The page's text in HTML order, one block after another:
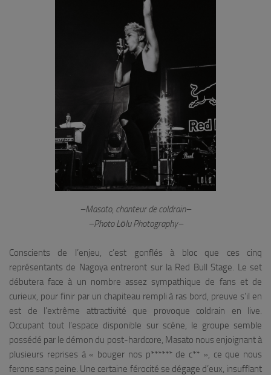
–Masato, chanteur de coldrain–
–Photo Lōlu Photography–
Conscients de l’enjeu, c’est gonflés à bloc que ces cinq
représentants de Nagoya entreront sur la Red Bull Stage. Le set
débutera face à un nombre assez sympathique de fans et de
curieux, pour finir par un chapiteau rempli à ras bord, preuve s’il en
est de l’extrême attractivité que provoque coldrain en live.
Occupant tout l’espace disponible sur scène, le groupe semble
possédé par le démon du post-hardcore, Masato nous enjoignant à
plusieurs reprises à « bouger nos p****** de c** », ce que nous
ferons sans peine. Une certaine férocité se dégage d’eux, insufflant